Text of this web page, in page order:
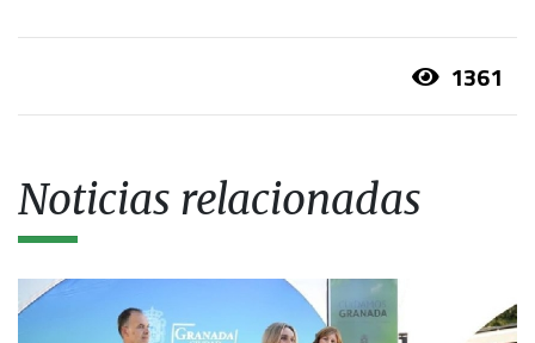
1361
Noticias relacionadas